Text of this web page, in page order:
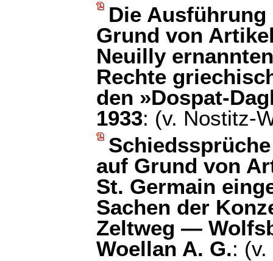
Die
Grund von
Neuilly
Rechte
den »Dospat-
1933: (v. Nostitz-
auf Grund von
St. Germain
Sachen der
Zeltweg —
Woellan A. G.: